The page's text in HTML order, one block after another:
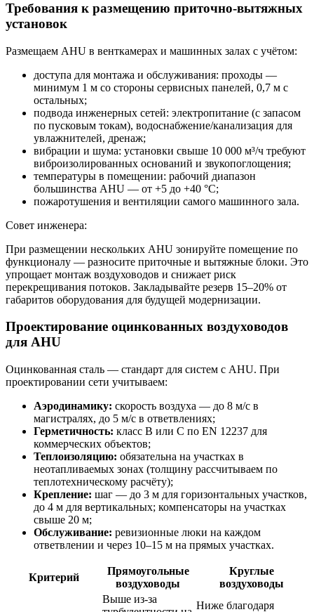
Требования к размещению приточно-вытяжных
установок
Размещаем AHU в венткамерах и машинных залах с учётом:
доступа для монтажа и обслуживания: проходы —
минимум 1 м со стороны сервисных панелей, 0,7 м с
остальных;
подвода инженерных сетей: электропитание (с запасом
по пусковым токам), водоснабжение/канализация для
увлажнителей, дренаж;
вибрации и шума: установки свыше 10 000 м³/ч требуют
виброизолированных оснований и звукопоглощения;
температуры в помещении: рабочий диапазон
большинства AHU — от +5 до +40 °C;
пожаротушения и вентиляции самого машинного зала.
Совет инженера:
При размещении нескольких AHU зонируйте помещение по
функционалу — разносите приточные и вытяжные блоки. Это
упрощает монтаж воздуховодов и снижает риск
перекрещивания потоков. Закладывайте резерв 15–20% от
габаритов оборудования для будущей модернизации.
Проектирование оцинкованных воздуховодов
для AHU
Оцинкованная сталь — стандарт для систем с AHU. При
проектировании сети учитываем:
Аэродинамику: скорость воздуха — до 8 м/с в
магистралях, до 5 м/с в ответвлениях;
Герметичность: класс B или C по EN 12237 для
коммерческих объектов;
Теплоизоляцию: обязательна на участках в
неотапливаемых зонах (толщину рассчитываем по
теплотехническому расчёту);
Крепление: шаг — до 3 м для горизонтальных участков,
до 4 м для вертикальных; компенсаторы на участках
свыше 20 м;
Обслуживание: ревизионные люки на каждом
ответвлении и через 10–15 м на прямых участках.
Критерий
Прямоугольные
воздуховоды
Круглые
воздуховоды
Выше из-за
Ниже благодаря